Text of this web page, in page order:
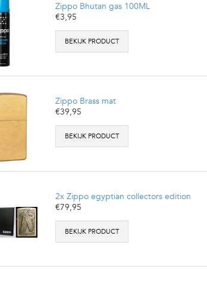
Zippo Bhutan gas 100ML
€3,95
BEKIJK PRODUCT
Zippo Brass mat
€39,95
BEKIJK PRODUCT
2x Zippo egyptian collectors edition
€79,95
BEKIJK PRODUCT